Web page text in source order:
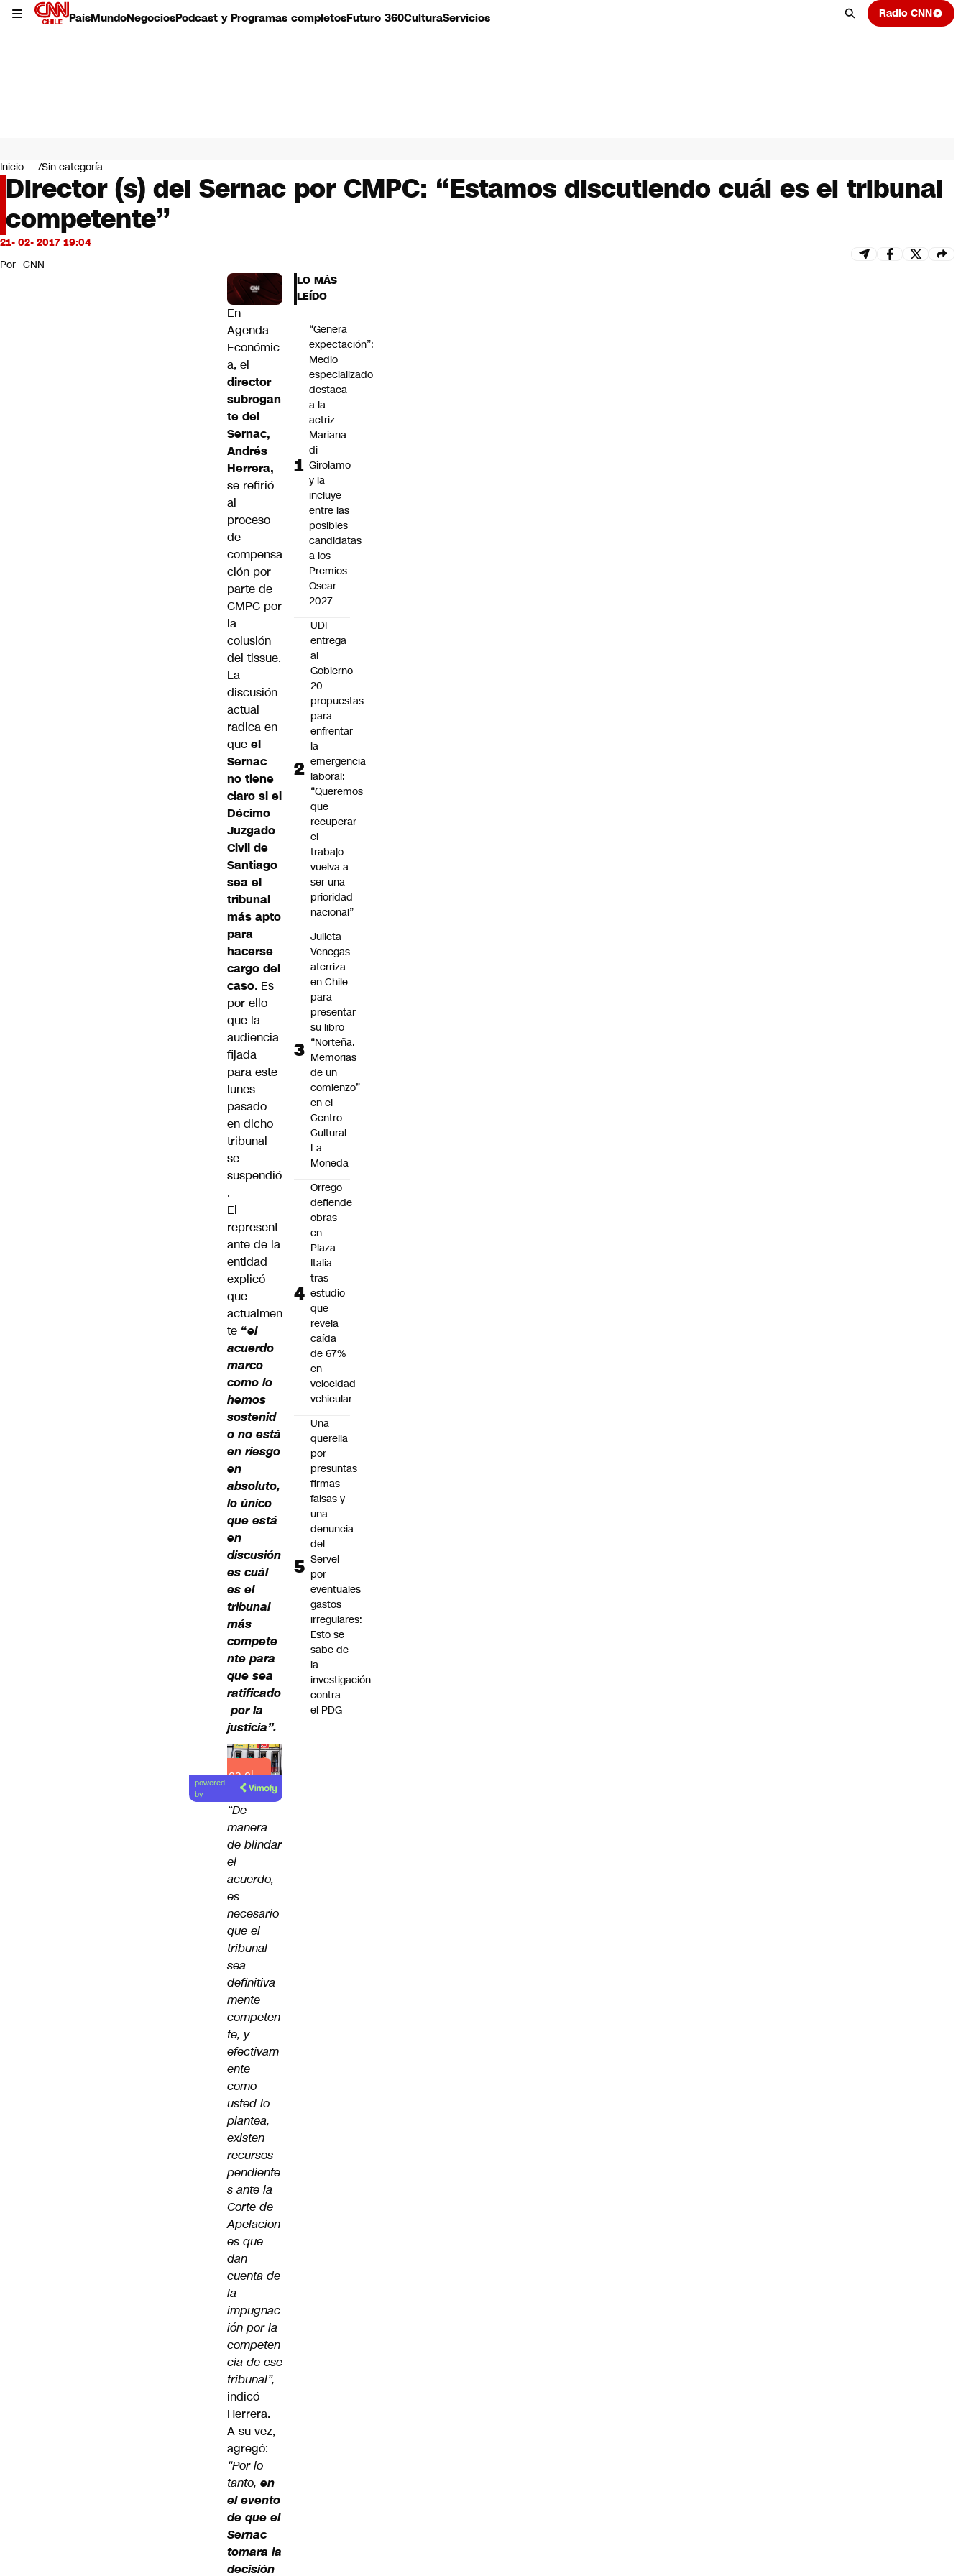
PaísMundoNegociosPodcast y Programas completosFuturo 360CulturaServicios Radio CNN
Mundo
Negocios
Deportes
Programas completos
Cultura
Servicios
Bits
CNN Data
Inicio Sin categoría
Director (s) del Sernac por CMPC: “Estamos discutiendo cuál es el tribunal
competente”
21- 02- 2017 19:04
Por CNN
En
Agenda
Económic
a, el
director
subrogan
te del
Sernac,
Andrés
Herrera,
se refirió
al
proceso
de
compensa
ción por
parte de
CMPC por
la
colusión
del tissue.
La
discusión
actual
radica en
que el
Sernac
no tiene
claro si el
Décimo
Juzgado
Civil de
Santiago
sea el
tribunal
más apto
para
hacerse
cargo del
caso. Es
por ello
que la
audiencia
fijada
para este
lunes
pasado
en dicho
tribunal
se
suspendió
.
El
represent
ante de la
entidad
explicó
que
actualmen
te “el
acuerdo
marco
como lo
hemos
sostenid
o no está
en riesgo
en
absoluto,
lo único
que está
en
discusión
es cuál
es el
tribunal
más
compete
nte para
que sea
ratificado
por la
justicia”.
Lea el
artículo
powered
by
“De
manera
de blindar
el
acuerdo,
es
necesario
que el
tribunal
sea
definitiva
mente
competen
te, y
efectivam
ente
como
usted lo
plantea,
existen
recursos
pendiente
s ante la
Corte de
Apelacion
es que
dan
cuenta de
la
impugnac
ión por la
competen
cia de ese
tribunal”,
indicó
Herrera.
A su vez,
agregó:
“Por lo
tanto, en
el evento
de que el
Sernac
tomara la
decisión
LO MÁS
LEÍDO
“Genera
expectación”:
Medio
especializado
destaca
a la
actriz
Mariana
di
Girolamo
y la
incluye
entre las
posibles
candidatas
a los
Premios
Oscar
2027
UDI
entrega
al
Gobierno
20
propuestas
para
enfrentar
la
emergencia
laboral:
“Queremos
que
recuperar
el
trabajo
vuelva a
ser una
prioridad
nacional”
Julieta
Venegas
aterriza
en Chile
para
presentar
su libro
“Norteña.
Memorias
de un
comienzo”
en el
Centro
Cultural
La
Moneda
Orrego
defiende
obras
en
Plaza
Italia
tras
estudio
que
revela
caída
de 67%
en
velocidad
vehicular
Una
querella
por
presuntas
firmas
falsas y
una
denuncia
del
Servel
por
eventuales
gastos
irregulares:
Esto se
sabe de
la
investigación
contra
el PDG